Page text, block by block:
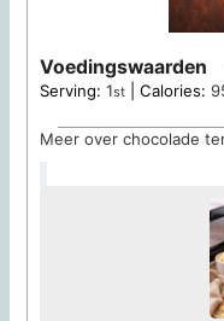
Voedingswaarden
Serving:1st |Calories:
Meer over chocolade